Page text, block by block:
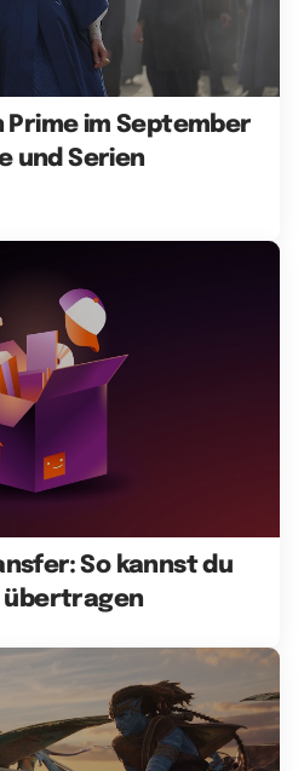
Prime im September
und Serien
So kannst du
übertragen